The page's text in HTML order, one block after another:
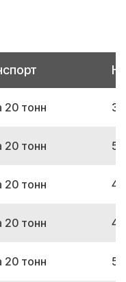
20 тонн
20 тонн
20 тонн
20 тонн
20 тонн